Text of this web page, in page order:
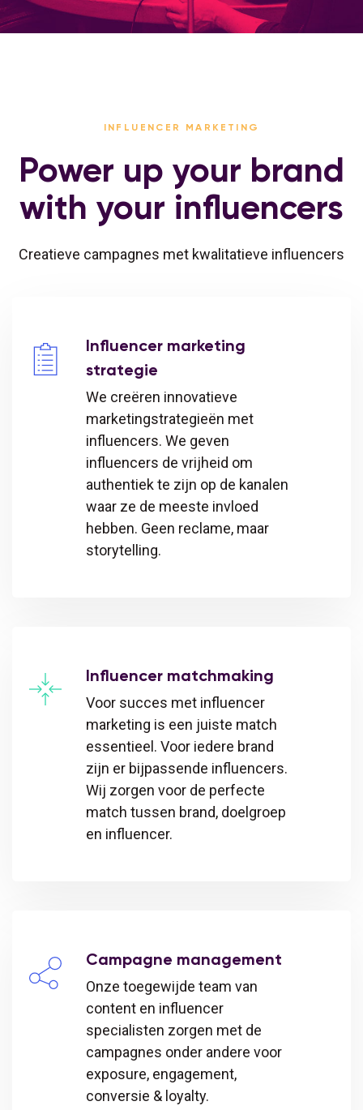
INFLUENCER MARKETING
Power up your brand
with your influencers
Creatieve campagnes met kwalitatieve influencers
Influencer marketing
strategie
We creëren innovatieve
marketingstrategieën met
influencers. We geven
influencers de vrijheid om
authentiek te zijn op de kanalen
waar ze de meeste invloed
hebben. Geen reclame, maar
storytelling.
Influencer matchmaking
Voor succes met influencer
marketing is een juiste match
essentieel. Voor iedere brand
zijn er bijpassende influencers.
Wij zorgen voor de perfecte
match tussen brand, doelgroep
en influencer.
Campagne management
Onze toegewijde team van
content en influencer
specialisten zorgen met de
campagnes onder andere voor
exposure, engagement,
conversie & loyalty.